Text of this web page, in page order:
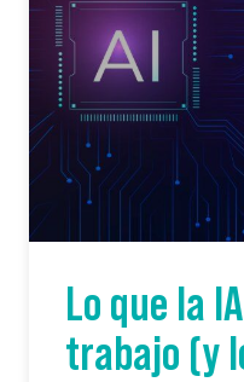
Lo que la
trabajo (y